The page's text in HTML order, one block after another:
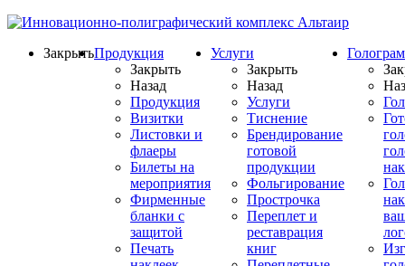
ЗакрытьПродукция
Закрыть
Назад
Продукция
Визитки
Листовки и
флаеры
Билеты на
мероприятия
Фирменные
бланки с
защитой
Печать
Услуги
Закрыть
Назад
Услуги
Тиснение
Брендирование
готовой
продукции
Фольгирование
Прострочка
Переплет и
реставрация
книг